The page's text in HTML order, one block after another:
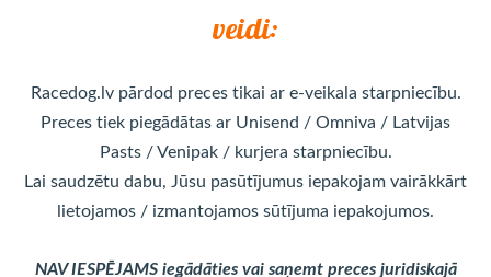
veidi:
Racedog.lv pārdod preces tikai ar e-veikala starpniecību.
Preces tiek piegādātas ar Unisend / Omniva / Latvijas
Pasts / Venipak / kurjera starpniecību.
Lai saudzētu dabu, Jūsu pasūtījumus iepakojam vairākkārt
lietojamos / izmantojamos sūtījuma iepakojumos.
NAV IESPĒJAMS iegādāties vai saņemt preces juridiskajā